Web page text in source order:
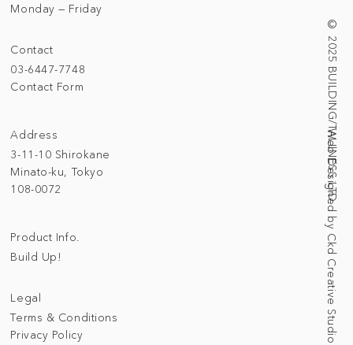
Address
3-11-10 Shirokane
Minato-ku, Tokyo
108-0072
© 2025 BUILDING/TALLNESS LTD.
Web Designed by Ckd Creative Studio
Contact
03-6447-7748
Contact Form
Monday — Friday
Legal
Terms & Conditions
Privacy Policy
Product Info.
Build Up!